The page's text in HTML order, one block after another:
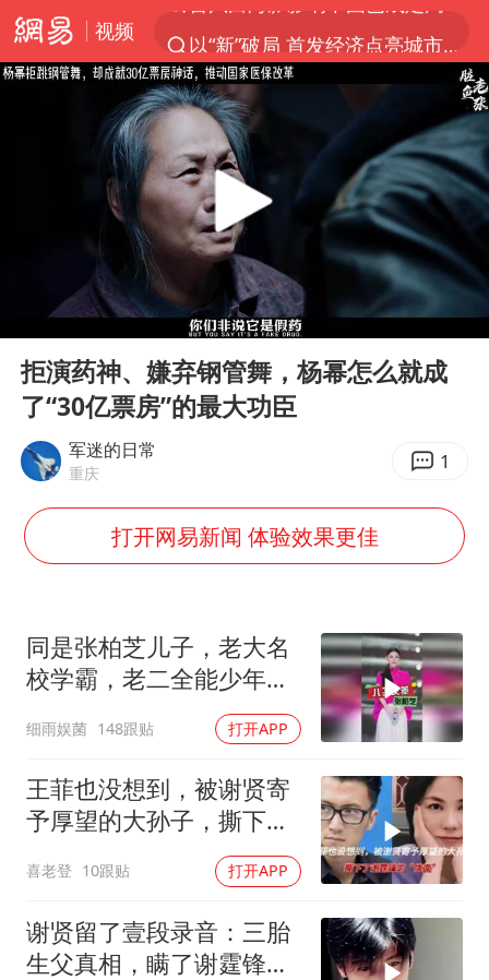
视频
昆明石林火把节
我国编制完成新版全月地质图
宇树科技发行价格150.80元/股
江钨装备：无注入矿山资产安排
台风白海豚即将进入48小时警戒线
官方回应献血屋不让市民入内躲雨
郑国霖回应去景区上班被保安拦下
80后女柜员逆袭成4200亿银行副行长
感觉全东北都在等7号
中央气象台发布台风黄色预警
金饰克价大幅跳涨
多地要求领导干部带头休假
对话重庆地铁吐血女孩
奋进开新局 实干挑大梁
Play
00:00 08:24
拒演药神、嫌弃钢管舞，杨幂怎么就成
了“30亿票房”的最大功臣
军迷的日常
重庆 1
打开网易新闻 体验效果更佳
同是张柏芝儿子，老大名
校学霸，老二全能少年，
细雨娱菌 148跟贴 打开APP
王菲也没想到，被谢贤寄
予厚望的大孙子，撕下了
喜老登 10跟贴 打开APP
谢贤留了壹段录音：三胎
生父真相，瞒了谢霆锋整